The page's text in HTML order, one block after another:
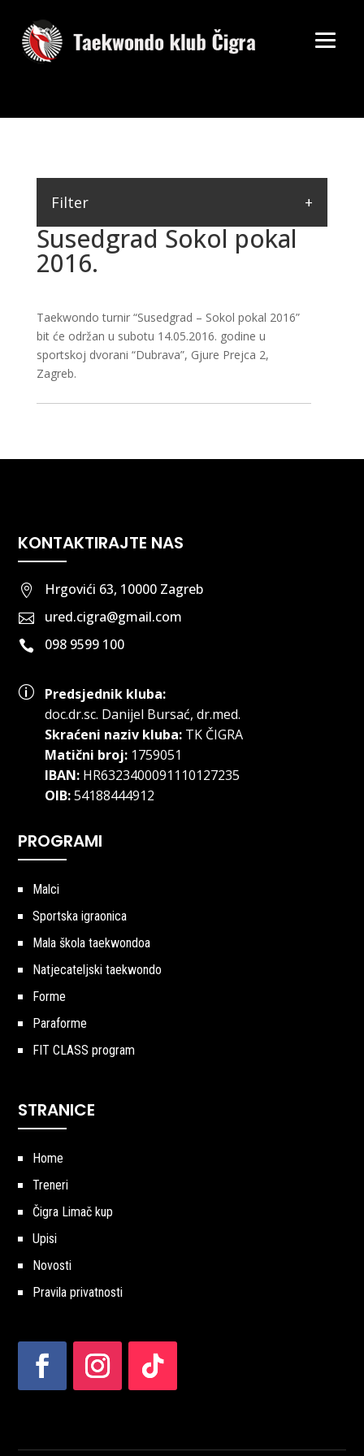
Susedgrad Sokol pokal
2016.
Taekwondo turnir “Susedgrad – Sokol pokal 2016”
bit će održan u subotu 14.05.2016. godine u
sportskoj dvorani “Dubrava”, Gjure Prejca 2,
Zagreb.
Filter
KONTAKTIRAJTE NAS
 Hrgovići 63, 10000 Zagreb
 ured.cigra@gmail.com
 098 9599 100
p
Predsjednik kluba:
doc.dr.sc. Danijel Bursać, dr.med.
Skraćeni naziv kluba:TK ČIGRA
Matični broj:1759051
IBAN:HR6323400091110127235
OIB:54188444912
PROGRAMI
Malci
Sportska igraonica
Mala škola taekwondoa
Natjecateljski taekwondo
Forme
Paraforme
FIT CLASS program
STRANICE
Home
Treneri
Čigra Limač kup
Upisi
Novosti
Pravila privatnosti